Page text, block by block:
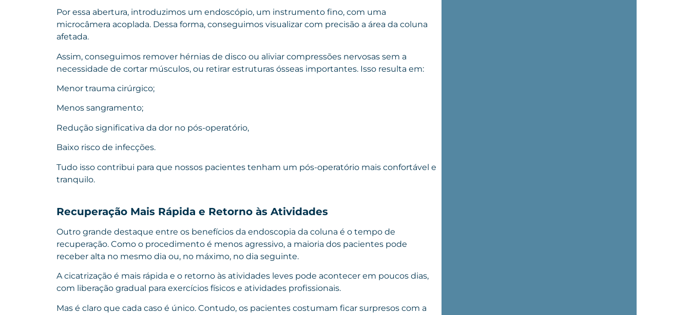
Por essa abertura, introduzimos um endoscópio, um instrumento fino, com uma
microcâmera acoplada. Dessa forma, conseguimos visualizar com precisão a área da coluna
afetada.
Assim, conseguimos remover hérnias de disco ou aliviar compressões nervosas sem a
necessidade de cortar músculos, ou retirar estruturas ósseas importantes. Isso resulta em:
Menor trauma cirúrgico;
Menos sangramento;
Redução significativa da dor no pós-operatório,
Baixo risco de infecções.
Tudo isso contribui para que nossos pacientes tenham um pós-operatório mais confortável e
tranquilo.
Recuperação Mais Rápida e Retorno às Atividades
Outro grande destaque entre os benefícios da endoscopia da coluna é o tempo de
recuperação. Como o procedimento é menos agressivo, a maioria dos pacientes pode
receber alta no mesmo dia ou, no máximo, no dia seguinte.
A cicatrização é mais rápida e o retorno às atividades leves pode acontecer em poucos dias,
com liberação gradual para exercícios físicos e atividades profissionais.
Mas é claro que cada caso é único. Contudo, os pacientes costumam ficar surpresos com a